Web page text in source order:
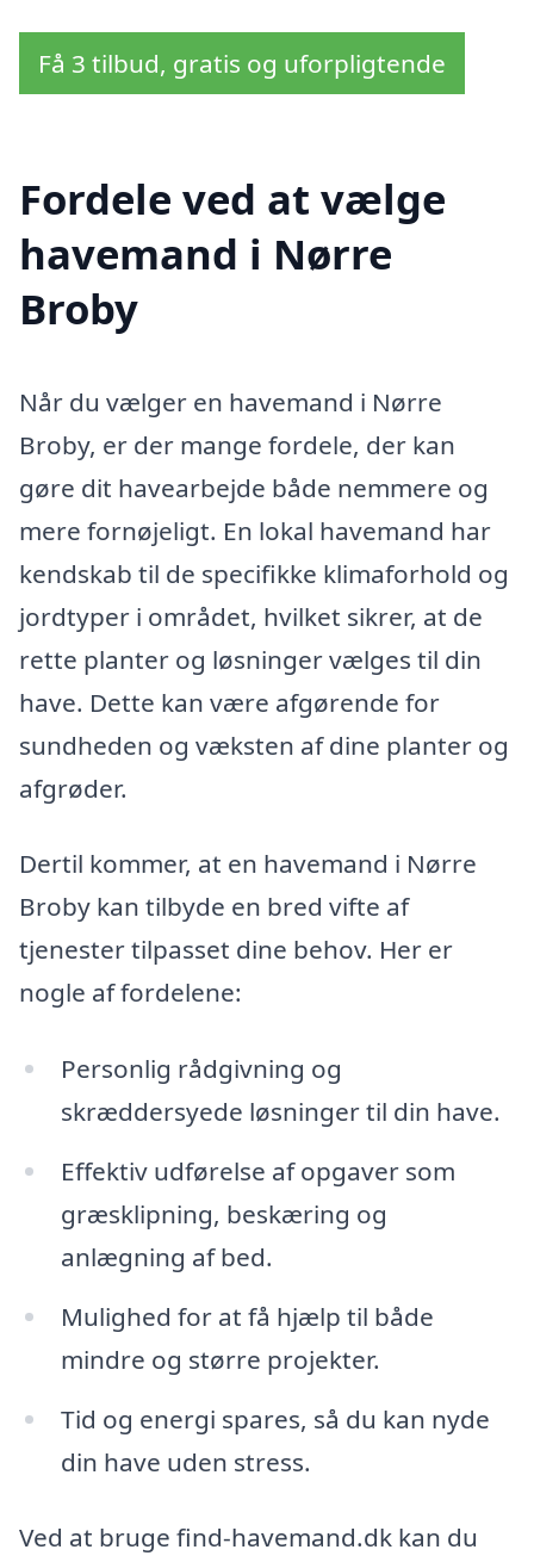
Få 3 tilbud, gratis og uforpligtende
Fordele ved at vælge
havemand i Nørre
Broby
Når du vælger en havemand i Nørre
Broby, er der mange fordele, der kan
gøre dit havearbejde både nemmere og
mere fornøjeligt. En lokal havemand har
kendskab til de specifikke klimaforhold og
jordtyper i området, hvilket sikrer, at de
rette planter og løsninger vælges til din
have. Dette kan være afgørende for
sundheden og væksten af dine planter og
afgrøder.
Dertil kommer, at en havemand i Nørre
Broby kan tilbyde en bred vifte af
tjenester tilpasset dine behov. Her er
nogle af fordelene:
Personlig rådgivning og
skræddersyede løsninger til din have.
Effektiv udførelse af opgaver som
græsklipning, beskæring og
anlægning af bed.
Mulighed for at få hjælp til både
mindre og større projekter.
Tid og energi spares, så du kan nyde
din have uden stress.
Ved at bruge find-havemand.dk kan du